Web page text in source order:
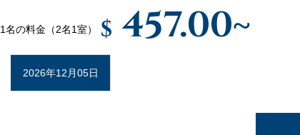
1名の料金（2名1室） $ 457.00~
2026年12月05日